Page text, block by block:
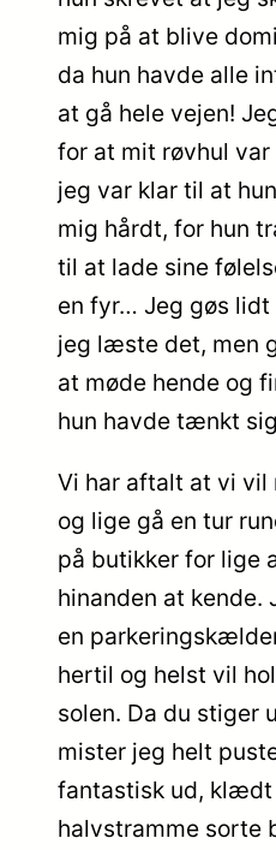
mig på at blive
da hun havde alle
at gå hele vejen!
for at mit røvhul
jeg var klar til at
mig hårdt, for hun
til at lade sine
en fyr… Jeg gøs lidt
jeg læste det, men
at møde hende og
hun havde tænkt
Vi har aftalt at vi vil
og lige gå en tur
på butikker for lige
hinanden at kende.
en
hertil og helst vil
solen. Da du stiger
mister jeg helt
fantastisk ud, klædt
halvstramme sorte